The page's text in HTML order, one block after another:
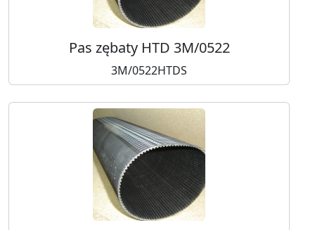
Pas zębaty HTD 3M/0522
3M/0522HTDS